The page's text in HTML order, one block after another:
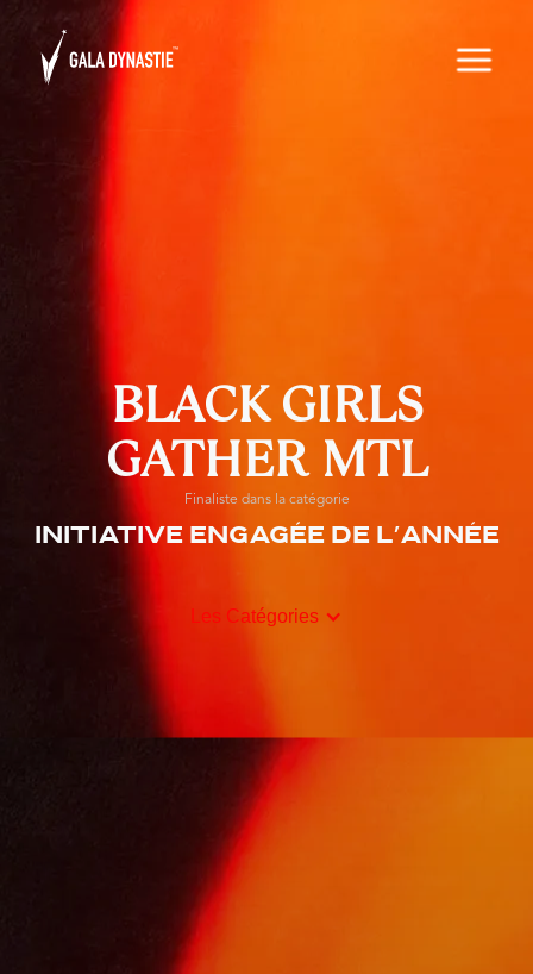
BLACK GIRLS
GATHER MTL
Finaliste dans la catégorie
Initiative engagée de l’année
Les Catégories